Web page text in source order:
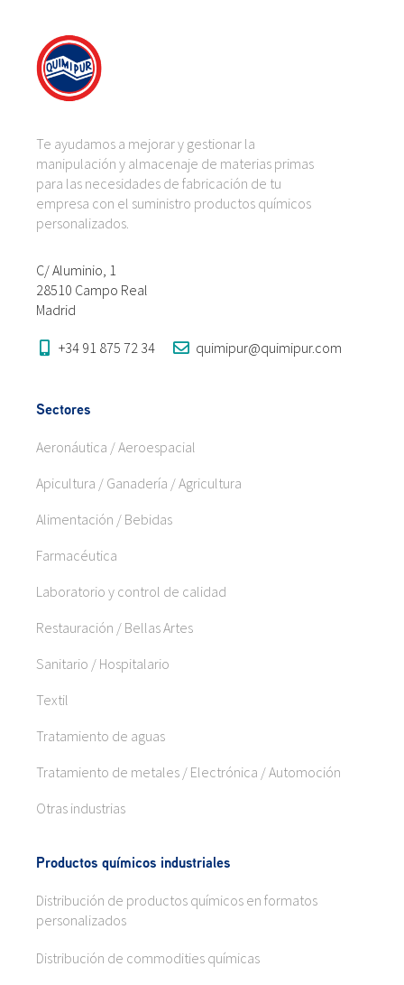
Te ayudamos a mejorar y gestionar la
manipulación y almacenaje de materias primas
para las necesidades de fabricación de tu
empresa con el suministro productos químicos
personalizados.
C/ Aluminio, 1
28510 Campo Real
Madrid
+34 91 875 72 34 quimipur@quimipur.com
Sectores
Aeronáutica / Aeroespacial
Apicultura / Ganadería / Agricultura
Alimentación / Bebidas
Farmacéutica
Laboratorio y control de calidad
Restauración / Bellas Artes
Sanitario / Hospitalario
Textil
Tratamiento de aguas
Tratamiento de metales / Electrónica / Automoción
Otras industrias
Productos químicos industriales
Distribución de productos químicos en formatos
personalizados
Distribución de commodities químicas